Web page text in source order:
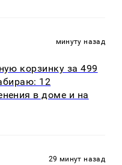
минуту назад
корзинку за 499
12
в доме и на
29 минут назад